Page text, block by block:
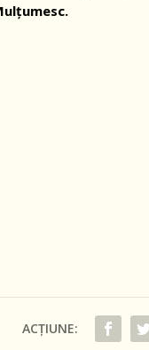
ACȚIUNE: